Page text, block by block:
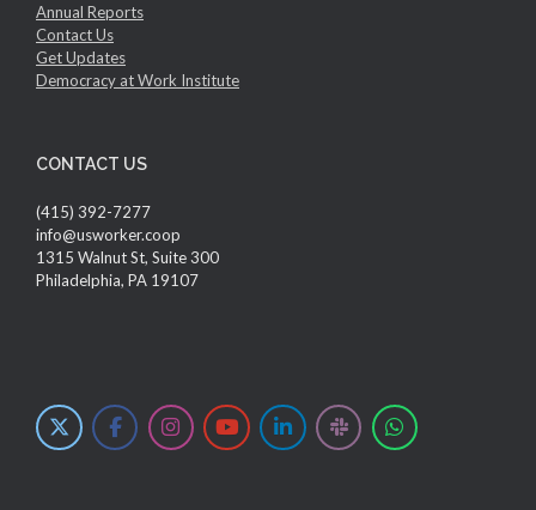
Annual Reports
Contact Us
Get Updates
Democracy at Work Institute
CONTACT US
(415) 392-7277
info@usworker.coop
1315 Walnut St, Suite 300
Philadelphia, PA 19107